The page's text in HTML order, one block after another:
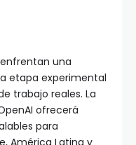
una
etapa experimental
trabajo reales. La
ofrecerá
para